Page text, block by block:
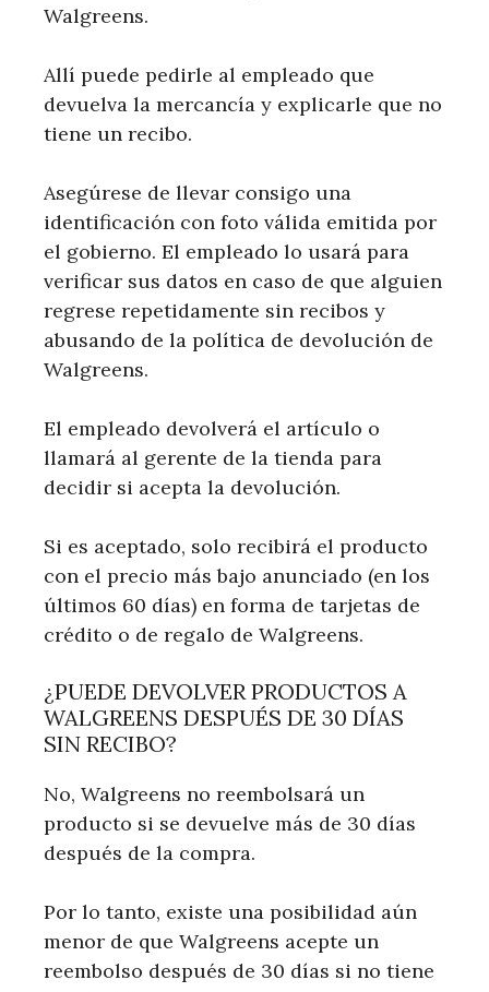
Walgreens.
Allí puede pedirle al empleado que
devuelva la mercancía y explicarle que no
tiene un recibo.
Asegúrese de llevar consigo una
identificación con foto válida emitida por
el gobierno. El empleado lo usará para
verificar sus datos en caso de que alguien
regrese repetidamente sin recibos y
abusando de la política de devolución de
Walgreens.
El empleado devolverá el artículo o
llamará al gerente de la tienda para
decidir si acepta la devolución.
Si es aceptado, solo recibirá el producto
con el precio más bajo anunciado (en los
últimos 60 días) en forma de tarjetas de
crédito o de regalo de Walgreens.
¿PUEDE DEVOLVER PRODUCTOS A
WALGREENS DESPUÉS DE 30 DÍAS
SIN RECIBO?
No, Walgreens no reembolsará un
producto si se devuelve más de 30 días
después de la compra.
Por lo tanto, existe una posibilidad aún
menor de que Walgreens acepte un
reembolso después de 30 días si no tiene